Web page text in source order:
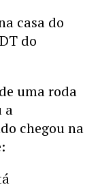
casa do
do
uma roda
a
chegou na